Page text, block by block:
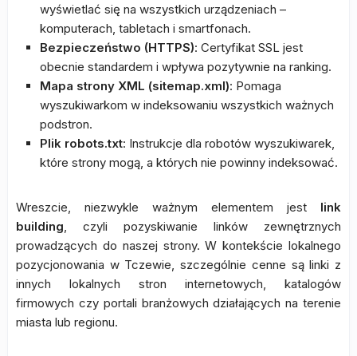
wyświetlać się na wszystkich urządzeniach –
komputerach, tabletach i smartfonach.
Bezpieczeństwo (HTTPS): Certyfikat SSL jest
obecnie standardem i wpływa pozytywnie na ranking.
Mapa strony XML (sitemap.xml): Pomaga
wyszukiwarkom w indeksowaniu wszystkich ważnych
podstron.
Plik robots.txt: Instrukcje dla robotów wyszukiwarek,
które strony mogą, a których nie powinny indeksować.
Wreszcie, niezwykle ważnym elementem jest link
building, czyli pozyskiwanie linków zewnętrznych
prowadzących do naszej strony. W kontekście lokalnego
pozycjonowania w Tczewie, szczególnie cenne są linki z
innych lokalnych stron internetowych, katalogów
firmowych czy portali branżowych działających na terenie
miasta lub regionu.